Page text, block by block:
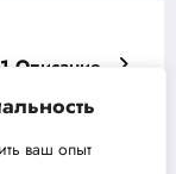
ваш опыт
Описание